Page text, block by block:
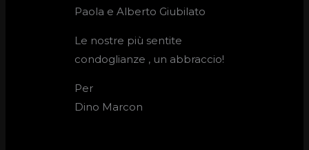
Paola e Alberto Giubilato
Le nostre più sentite
condoglianze , un abbraccio!
Per
Dino Marcon